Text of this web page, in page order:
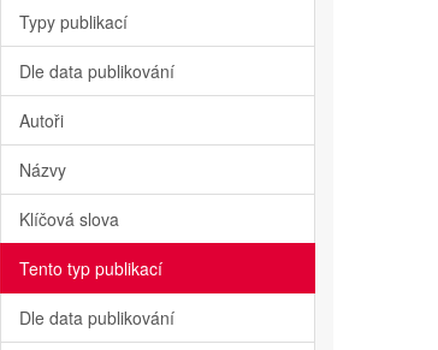
Typy publikací
Dle data publikování
Autoři
Názvy
Klíčová slova
Tento typ publikací
Dle data publikování